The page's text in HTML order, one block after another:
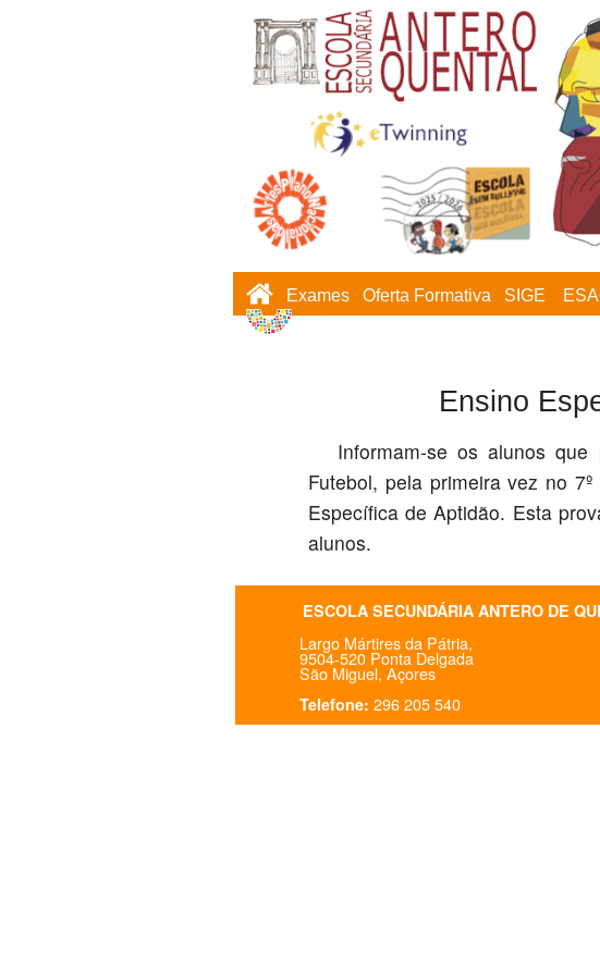
Exames Oferta Formativa SIGE
Ensino
Informam-se os alunos que
Futebol, pela primeira vez no
Específica de Aptidão. Esta
alunos.
ESCOLA SECUNDÁRIA ANTERO DE
Largo Mártires da Pátria,
9504-520 Ponta Delgada
São Miguel, Açores
Telefone: 296 205 540